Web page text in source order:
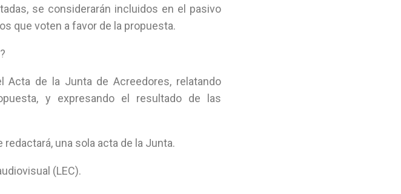
se considerarán incluidos en el pasivo
que voten a favor de la propuesta.
Acta de la Junta de Acreedores, relatando
y expresando el resultado de las
una sola acta de la Junta.
(LEC).